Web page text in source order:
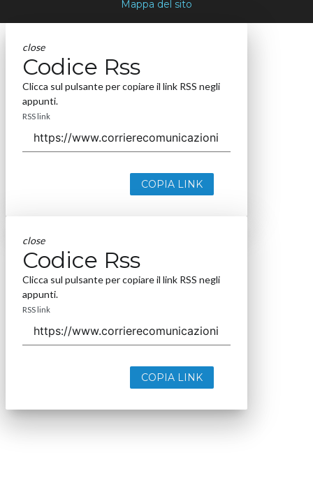
Mappa del sito
close
Codice Rss
Clicca sul pulsante per copiare il link RSS negli
appunti.
RSS link
COPIA LINK
close
Codice Rss
Clicca sul pulsante per copiare il link RSS negli
appunti.
RSS link
COPIA LINK